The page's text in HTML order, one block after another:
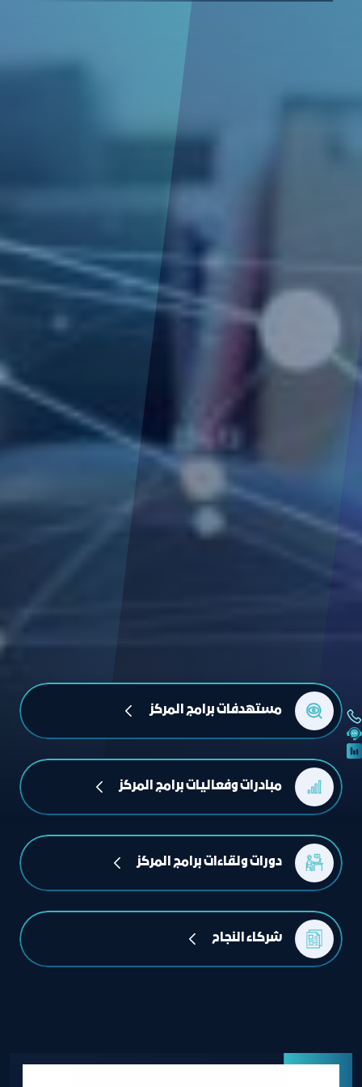
مستهدفات برامج المركز
مبادرات وفعاليات برامج المركز
دورات ولقاءات برامج المركز
شركاء النجاح